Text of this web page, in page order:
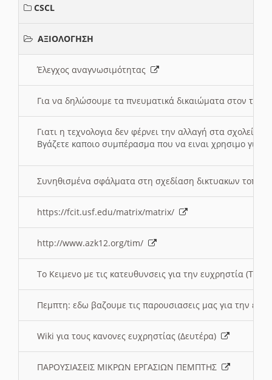
CSCL
ΑΞΙΟΛΟΓΗΣΗ
Έλεγχος αναγνωσιμότητας
Για να δηλώσουμε τα πνευματικά δικαιώματα στον
Γιατι η τεχνολογια δεν φέρνει την αλλαγή στα σχολεία;
Βγάζετε καποιο συμπέρασμα που να ειναι χρησιμο για
Συνηθισμένα σφάλματα στη σχεδίαση δικτυακων
https://fcit.usf.edu/matrix/matrix/
http://www.azk12.org/tim/
To Κειμενο με τις κατευθυνσεις για την ευχρηστία
Πεμπτη: εδω βαζουμε τις παρουσιασεις μας για την
Wiki για τους κανονες ευχρηστίας (Δευτέρα)
ΠΑΡΟΥΣΙΑΣΕΙΣ ΜΙΚΡΩΝ ΕΡΓΑΣΙΩΝ ΠΕΜΠΤΗΣ